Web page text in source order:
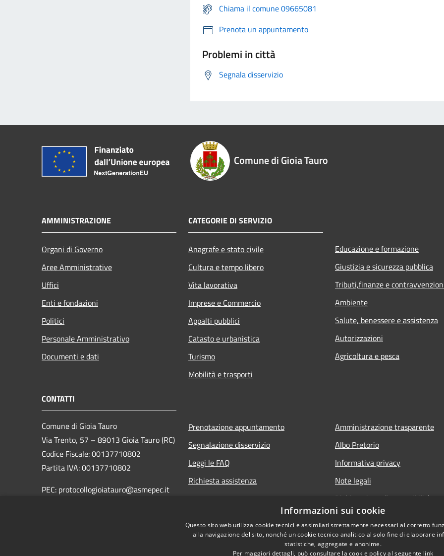
Chiama il comune 09665081
Prenota un appuntamento
Problemi in città
Segnala disservizio
Comune di Gioia Tauro
AMMINISTRAZIONE
Organi di Governo
Aree Amministrative
Uffici
Enti e fondazioni
Politici
Personale Amministrativo
Documenti e dati
CATEGORIE DI SERVIZIO
Anagrafe e stato civile
Cultura e tempo libero
Vita lavorativa
Imprese e Commercio
Appalti pubblici
Catasto e urbanistica
Turismo
Mobilità e trasporti
Educazione e formazione
Giustizia e sicurezza pubblica
Tributi,finanze e
Ambiente
Salute, benessere e assistenza
Autorizzazioni
Agricoltura e pesca
CONTATTI
Comune di Gioia Tauro
Via Trento, 57 – 89013 Gioia Tauro (RC)
Codice Fiscale: 00137710802
Partita IVA: 00137710802
PEC: protocollogioiatauro@asmepec.it
Prenotazione appuntamento
Segnalazione disservizio
Leggi le FAQ
Richiesta assistenza
Amministrazione trasparente
Albo Pretorio
Informativa privacy
Note legali
Dichiarazione di accessibilità
Accesso Riservato Forze di
Archivio vecchio sito
Informazioni sui cookie
Questo sito web utilizza cookie tecnici e assimilati strettamente necessari al corretto
alla navigazione del sito, nonché un cookie tecnico analitico al solo fine di elaborare
statistiche, aggregate e anonime.
Per maggiori dettagli, può consultare la cookie policy al seguente link